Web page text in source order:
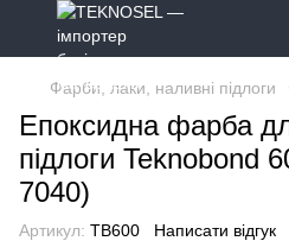
Фарби, лаки, наливні підлоги
Епоксидна фарба
підлоги Teknobond
7040)
Артикул: TB600 Написати відгук